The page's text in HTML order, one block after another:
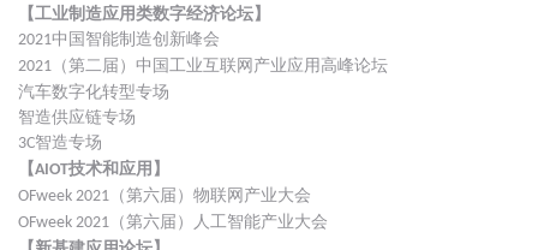
【工业制造应用类数字经济论坛】
2021中国智能制造创新峰会
2021 （第二届）中国工业互联网产业应用高峰论坛
汽车数字化转型专场
智造供应链专场
3C智造专场
【AIOT技术和应用】
OFweek 2021 （第六届）物联网产业大会
OFweek 2021 （第六届）人工智能产业大会